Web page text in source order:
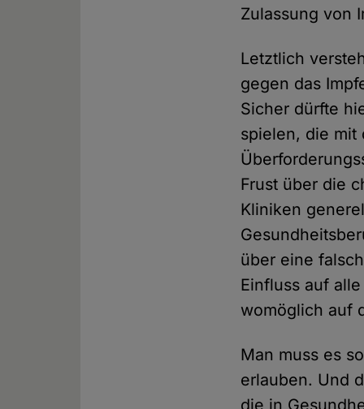
Zulassung von
Letztlich
gegen das
Sicher dürfte
spielen, die mit
Frust über die
Kliniken
über eine
Einfluss auf
womöglich auf
Man muss es
erlauben. Und